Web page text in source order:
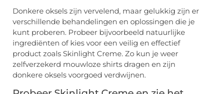
Donkere oksels zijn vervelend, maar gelukkig zijn er
verschillende behandelingen en oplossingen die je
kunt proberen. Probeer bijvoorbeeld natuurlijke
ingrediënten of kies voor een veilig en effectief
product zoals Skinlight Creme. Zo kun je weer
zelfverzekerd mouwloze shirts dragen en zijn
donkere oksels voorgoed verdwijnen.